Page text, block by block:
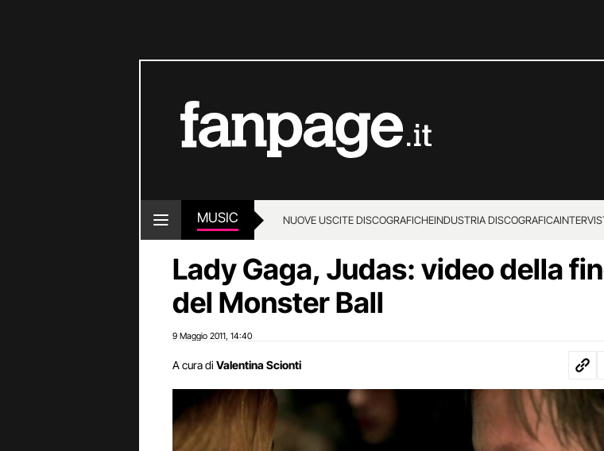
MUSIC NUOVE USCITE DISCOGRAFICHEINDUSTRIA DISCOGRAFICA
Lady Gaga, Judas: video della
del Monster Ball
9 Maggio 2011 14:40
A cura di Valentina Scionti